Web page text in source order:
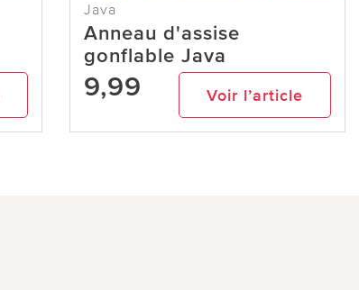
Java
Anneau d'assise
gonflable Java
9,99 Voir l’article